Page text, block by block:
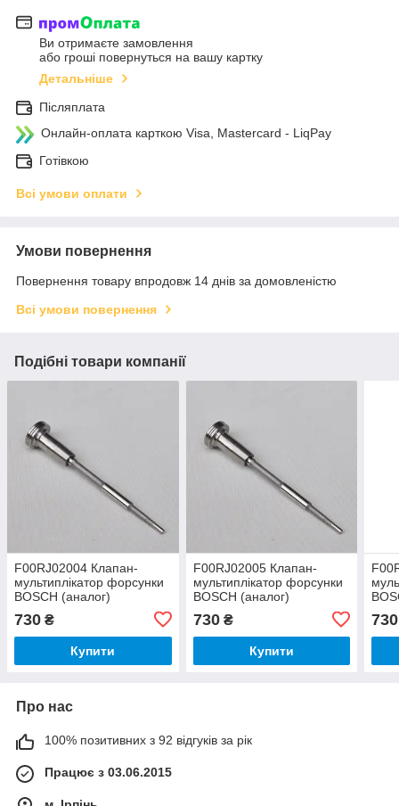
Ви отримаєте замовлення
або гроші повернуться на вашу картку
Детальніше
Післяплата
Онлайн-оплата карткою Visa, Mastercard - LiqPay
Готівкою
Всі умови оплати
Умови повернення
Повернення товару впродовж 14 днів за домовленістю
Всі умови повернення
Подібні товари компанії
F00RJ02004 Клапан-
мультиплікатор форсунки
BOSCH (аналог)
730 ₴
Купити
F00RJ02005 Клапан-
мультиплікатор форсунки
BOSCH (аналог)
730₴
Купити
730
Про нас
100% позитивних з 92 відгуків за рік
Працює з 03.06.2015